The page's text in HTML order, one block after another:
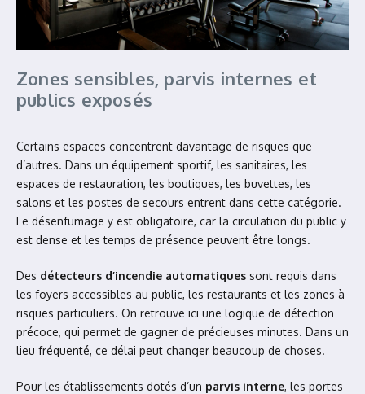
Zones sensibles, parvis internes et
publics exposés
Certains espaces concentrent davantage de risques que
d’autres. Dans un équipement sportif, les sanitaires, les
espaces de restauration, les boutiques, les buvettes, les
salons et les postes de secours entrent dans cette catégorie.
Le désenfumage y est obligatoire, car la circulation du public y
est dense et les temps de présence peuvent être longs.
Des détecteurs d’incendie automatiques sont requis dans
les foyers accessibles au public, les restaurants et les zones à
risques particuliers. On retrouve ici une logique de détection
précoce, qui permet de gagner de précieuses minutes. Dans un
lieu fréquenté, ce délai peut changer beaucoup de choses.
Pour les établissements dotés d’un parvis interne, les portes